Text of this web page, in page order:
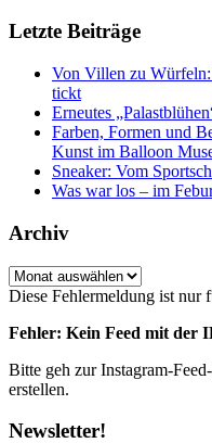
Letzte Beiträge
Von Villen zu
tickt
Erneutes
Farben, Formen und
Kunst im Balloon
Sneaker: Vom
Was war los – im
Archiv
Archiv
Diese Fehlermeldung ist nur
Fehler: Kein Feed mit der
Bitte geh zur Instagram-
erstellen.
Newsletter!